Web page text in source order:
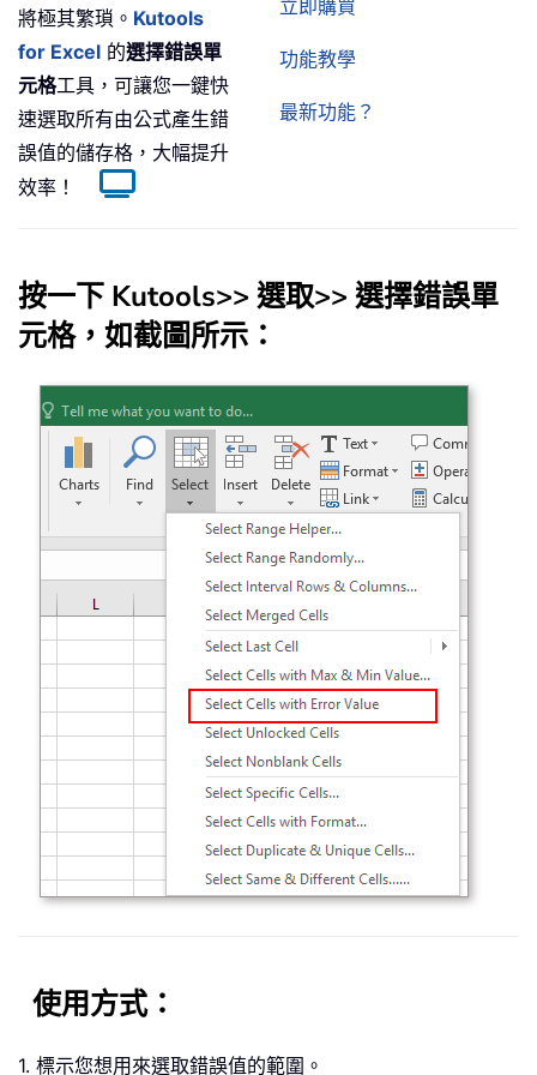
立即購買
功能教學
最新功能？
將極其繁瑣。 Kutools
for Excel 的選擇錯誤單
元格工具，可讓您一鍵快
速選取所有由公式產生錯
誤值的儲存格，大幅提升
效率！
按一下 Kutools>> 選取>> 選擇錯誤單
元格，如截圖所示：
使用方式：
1. 標示您想用來選取錯誤值的範圍。